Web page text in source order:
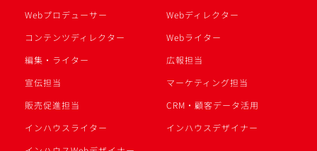
Webプロデューサー
Webディレクター
コンテンツディレクター
Webライター
編集・ライター
広報担当
宣伝担当
マーケティング担当
販売促進担当
CRM・顧客データ活用
インハウスライター
インハウスデザイナー